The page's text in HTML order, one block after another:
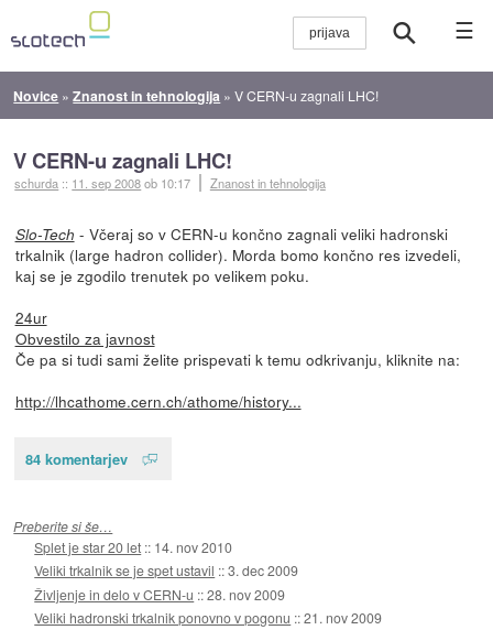
☰
Novice »Znanost in tehnologija »V CERN-u zagnali LHC!
V CERN-u zagnali LHC!
schurda :: 11. sep 2008ob 10:17 Znanost in tehnologija
Slo-Tech - Včeraj so v CERN-u končno zagnali veliki hadronski
trkalnik (large hadron collider). Morda bomo končno res izvedeli,
kaj se je zgodilo trenutek po velikem poku.
24ur
Obvestilo za javnost
Če pa si tudi sami želite prispevati k temu odkrivanju, kliknite na:
http://lhcathome.cern.ch/athome/history...
84 komentarjev
Preberite si še…
Splet je star 20 let :: 14. nov 2010
Veliki trkalnik se je spet ustavil ::3. dec 2009
Življenje in delo v CERN-u ::28. nov 2009
Veliki hadronski trkalnik ponovno v pogonu ::21. nov 2009